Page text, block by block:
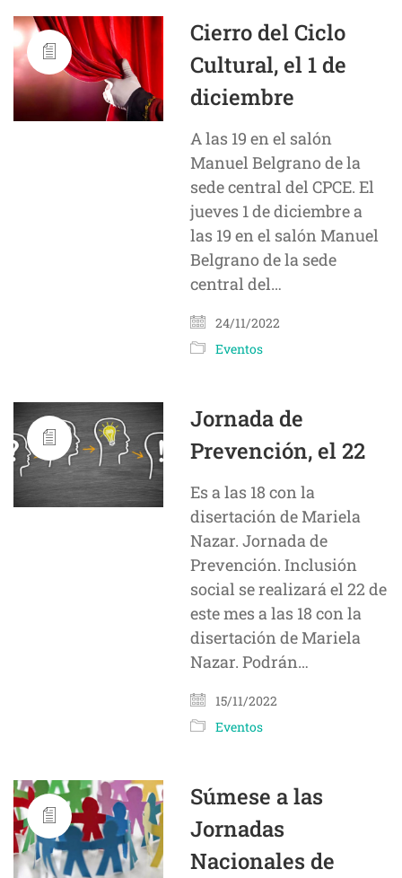
Cierro del Ciclo
Cultural, el 1 de
diciembre
A las 19 en el salón
Manuel Belgrano de la
sede central del CPCE. El
jueves 1 de diciembre a
las 19 en el salón Manuel
Belgrano de la sede
central del…
24/11/2022
Eventos
Jornada de
Prevención, el 22
Es a las 18 con la
disertación de Mariela
Nazar. Jornada de
Prevención. Inclusión
social se realizará el 22 de
este mes a las 18 con la
disertación de Mariela
Nazar. Podrán…
15/11/2022
Eventos
Súmese a las
Jornadas
Nacionales de